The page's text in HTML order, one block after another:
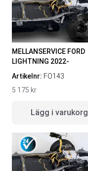
24
Artikelnr:
DO0161
4 610
kr
Lägg i varukorg
MELLANSERVICE FORD
LIGHTNING 2022-
Artikelnr: FO143
5 175 kr
Lägg i varukorg